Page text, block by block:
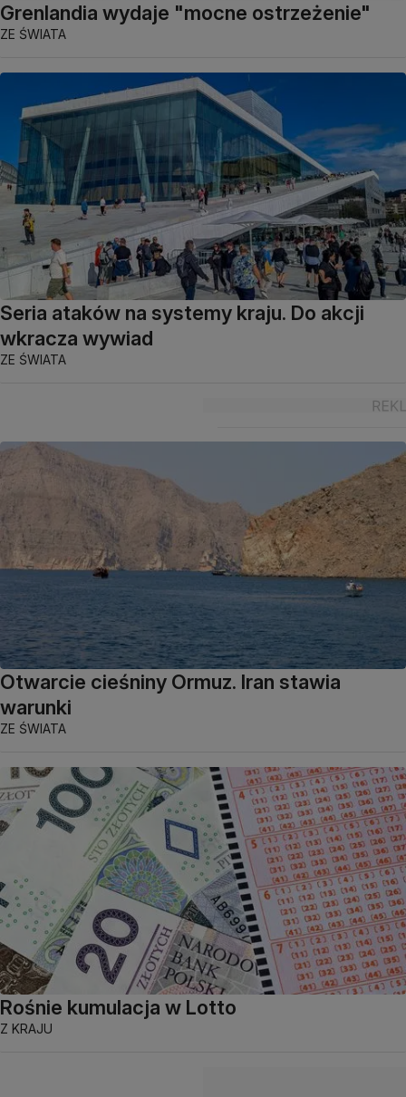
Grenlandia wydaje "mocne ostrzeżenie"
ZE ŚWIATA
Seria ataków na systemy kraju. Do akcji
wkracza wywiad
ZE ŚWIATA
Otwarcie cieśniny Ormuz. Iran stawia
warunki
ZE ŚWIATA
Rośnie kumulacja w Lotto
Z KRAJU